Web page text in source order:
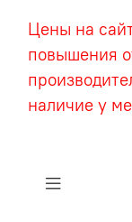
Цены на
повышения
наличие у